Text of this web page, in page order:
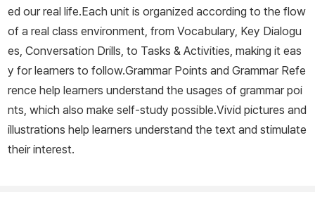
ed our real life.Each unit is organized according to the flow
of a real class environment, from Vocabulary, Key Dialogu
es, Conversation Drills, to Tasks & Activities, making it eas
y for learners to follow.Grammar Points and Grammar Refe
rence help learners understand the usages of grammar poi
nts, which also make self-study possible.Vivid pictures and
illustrations help learners understand the text and stimulate
their interest.